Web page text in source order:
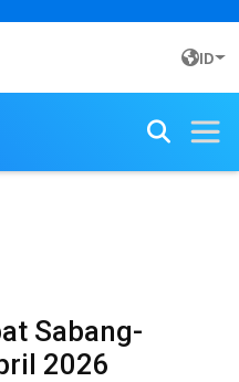
ID
Sabang-
2026